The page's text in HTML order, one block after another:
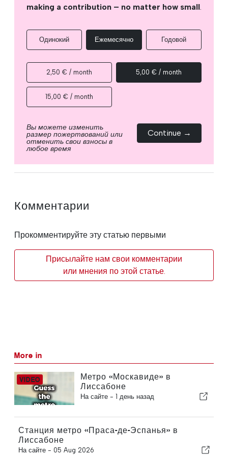
making a contribution – no matter how small.
Одинокий Ежемесячно Годовой
2,50 € / month 5,00 € / month
15,00 € / month
Вы можете изменить
размер пожертвований или
отменить свои взносы в
любое время
Continue →
Комментарии
Прокомментируйте эту статью первыми
Присылайте нам свои комментарии
или мнения по этой статье.
More in
Метро «Москавиде» в
Лиссабоне
На сайте - 1 день назад
Станция метро «Праса-де-Эспанья» в
Лиссабоне
На сайте - 05 Aug 2026